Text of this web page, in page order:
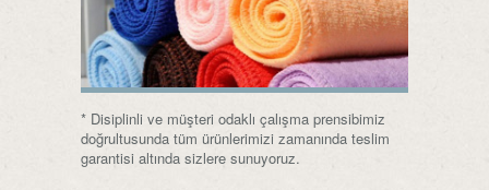
* Disiplinli ve müşteri odaklı çalışma prensibimiz
doğrultusunda tüm ürünlerimizi zamanında teslim
garantisi altında sizlere sunuyoruz.